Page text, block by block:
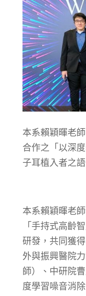
本系賴穎暉老
合作之「以深
子耳植入者之
本系賴穎暉老
「手持式高齡
研發，共同獲
外與振興醫院
師）、中研院
度學習噪音消